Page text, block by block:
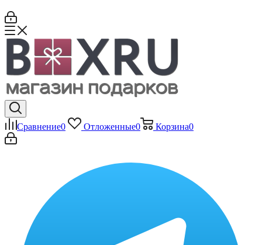
Сравнение0 Отложенные0 Корзина0